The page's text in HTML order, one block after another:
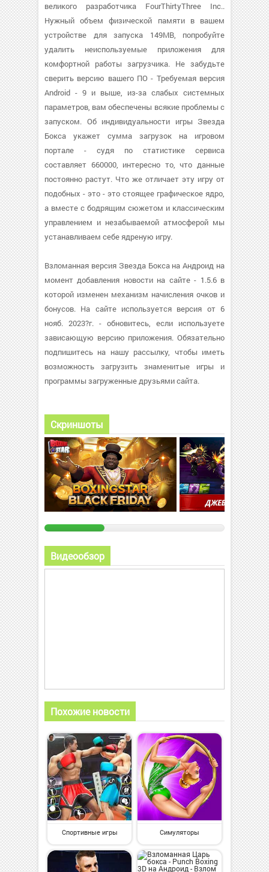
великого разработчика FourThirtyThree Inc..
Нужный объем физической памяти в вашем
устройстве для запуска 149MB, попробуйте
удалить неиспользуемые приложения для
комфортной работы загрузчика. Не забудьте
сверить версию вашего ПО - Требуемая версия
Android - 9 и выше, из-за слабых системных
параметров, вам обеспечены всякие проблемы с
запуском. Об индивидуальности игры Звезда
Бокса укажет сумма загрузок на игровом
портале - судя по статистике сервиса
составляет 660000, интересно то, что данные
постоянно растут. Что же отличает эту игру от
подобных - это - это стоящее графическое ядро,
а вместе с бодрящим сюжетом и классическим
управлением и незабываемой атмосферой мы
устанавливаем себе ядреную игру.
Взломанная версия Звезда Бокса на Андроид на
момент добавления новости на сайте - 1.5.6 в
которой изменен механизм начисления очков и
бонусов. На сайте используется версия от 6
нояб. 2023?г. - обновитесь, если используете
зависающую версию приложения. Обязательно
подпишитесь на нашу рассылку, чтобы иметь
возможность загрузить знаменитые игры и
программы загруженные друзьями сайта.
Скриншоты
Видеообзор
Похожие новости
Спортивные игры Симуляторы